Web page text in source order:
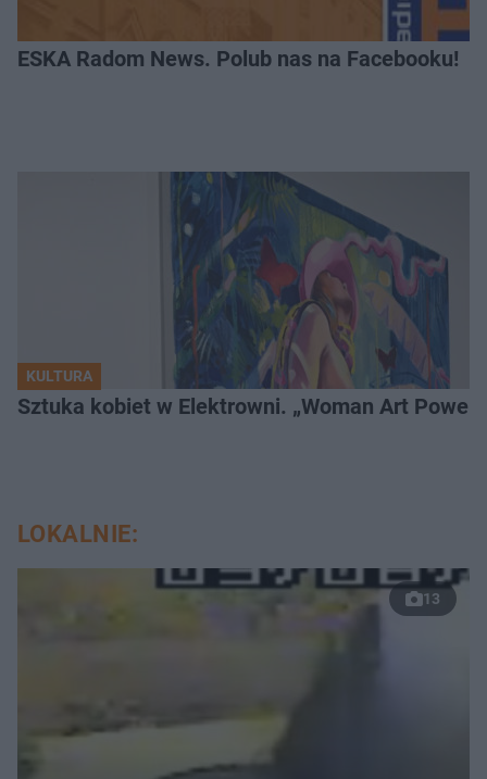
ESKA Radom News. Polub nas na Facebooku!
KULTURA
Sztuka kobiet w Elektrowni. „Woman Art Power
LOKALNIE:
13